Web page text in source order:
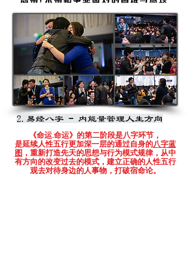
2.易经八字 - 内能量管理人生方向
《命运.命运》的第二阶段是八字环节，
是延续人性五行更加深一层的通过自身的八字蓝
图 ，重新打造先天的思想与行为模式规律，从中
有方向的改变过去的模式，建立正确的人性五行
观去对待身边的人事物，打破宿命论。